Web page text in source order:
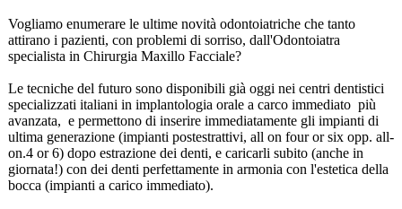
Vogliamo enumerare le ultime novità odontoiatriche che tanto
attirano i pazienti, con problemi di sorriso, dall'Odontoiatra
specialista in Chirurgia Maxillo Facciale?
Le tecniche del futuro sono disponibili già oggi nei centri dentistici
specializzati italiani in implantologia orale a carco immediato più
avanzata, e permettono di inserire immediatamente gli impianti di
ultima generazione (impianti postestrattivi, all on four or six opp. all-
on.4 or 6) dopo estrazione dei denti, e caricarli subito (anche in
giornata!) con dei denti perfettamente in armonia con l'estetica della
bocca (impianti a carico immediato).